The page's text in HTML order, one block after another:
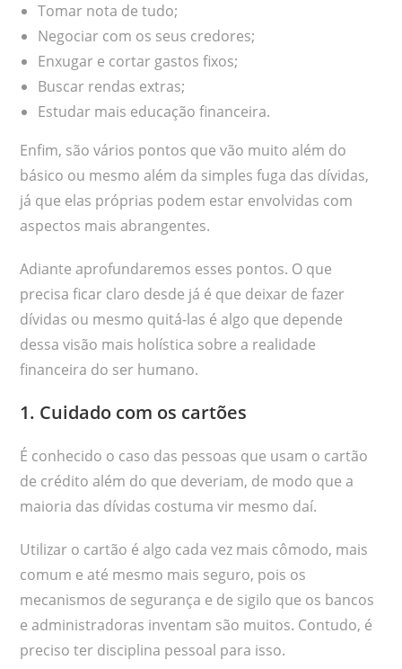
Tomar nota de tudo;
Negociar com os seus credores;
Enxugar e cortar gastos fixos;
Buscar rendas extras;
Estudar mais educação financeira.
Enfim, são vários pontos que vão muito além do
básico ou mesmo além da simples fuga das dívidas,
já que elas próprias podem estar envolvidas com
aspectos mais abrangentes.
Adiante aprofundaremos esses pontos. O que
precisa ficar claro desde já é que deixar de fazer
dívidas ou mesmo quitá-las é algo que depende
dessa visão mais holística sobre a realidade
financeira do ser humano.
1. Cuidado com os cartões
É conhecido o caso das pessoas que usam o cartão
de crédito além do que deveriam, de modo que a
maioria das dívidas costuma vir mesmo daí.
Utilizar o cartão é algo cada vez mais cômodo, mais
comum e até mesmo mais seguro, pois os
mecanismos de segurança e de sigilo que os bancos
e administradoras inventam são muitos. Contudo, é
preciso ter disciplina pessoal para isso.